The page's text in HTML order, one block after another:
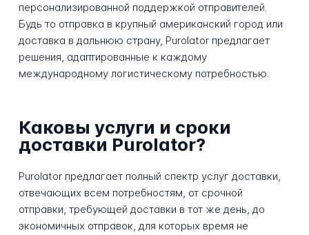
персонализированной поддержкой отправителей.
Будь то отправка в крупный американский город или
доставка в дальнюю страну, Purolator предлагает
решения, адаптированные к каждому
международному логистическому потребностью.
Каковы услуги и сроки
доставки Purolator?
Purolator предлагает полный спектр услуг доставки,
отвечающих всем потребностям, от срочной
отправки, требующей доставки в тот же день, до
экономичных отправок, для которых время не